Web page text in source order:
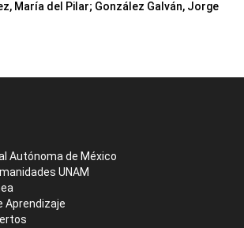
María del Pilar; González Galván, Jorge
Autónoma de México
UNAM
Aprendizaje